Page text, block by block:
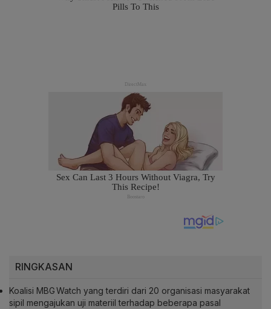
RINGKASAN
Koalisi MBG Watch yang terdiri dari 20 organisasi masyarakat
sipil mengajukan uji materiil terhadap beberapa pasal